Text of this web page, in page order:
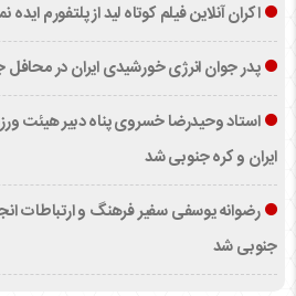
اکران آنلاین فیلم کوتاه لید از پلتفورم ایده
پدر جوان انرژی خورشیدی ایران در
استاد وحیدرضا خسروی پناه دبیر هیئت
ایران و کره جنوبی شد
رضوانه یوسفی سفیر فرهنگ و ارتباطات
جنوبی شد